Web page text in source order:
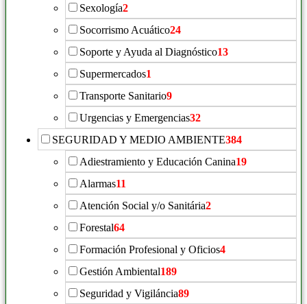
Sexología2
Socorrismo Acuático24
Soporte y Ayuda al Diagnóstico13
Supermercados1
Transporte Sanitario9
Urgencias y Emergencias32
SEGURIDAD Y MEDIO AMBIENTE384
Adiestramiento y Educación Canina19
Alarmas11
Atención Social y/o Sanitária2
Forestal64
Formación Profesional y Oficios4
Gestión Ambiental189
Seguridad y Vigiláncia89